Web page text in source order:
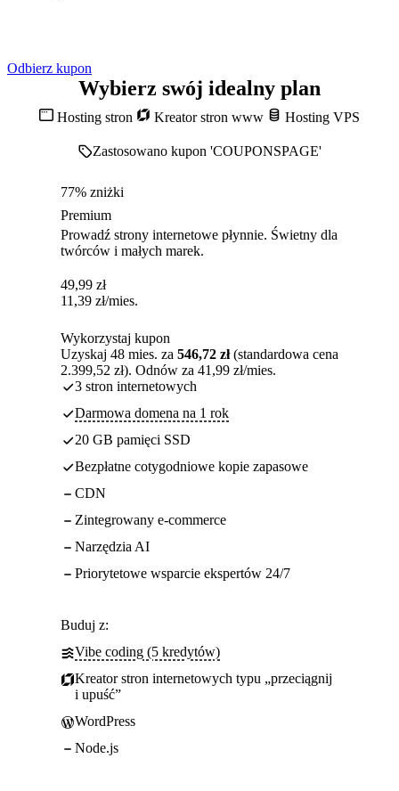
Odbierz kupon
Wybierz swój idealny plan
Hosting stron Kreator stron www Hosting VPS
Zastosowano kupon 'COUPONSPAGE'
77% zniżki
Premium
Prowadź strony internetowe płynnie. Świetny dla
twórców i małych marek.
49,99 zł
11,39 zł/mies.
Wykorzystaj kupon
Uzyskaj 48 mies. za 546,72 zł(standardowa cena
2.399,52 zł). Odnów za 41,99 zł/mies.
3 stron internetowych
Darmowa domena na 1 rok
20 GB pamięci SSD
Bezpłatne cotygodniowe kopie zapasowe
CDN
Zintegrowany e-commerce
Narzędzia AI
Priorytetowe wsparcie ekspertów 24/7
Buduj z:
Vibe coding (5 kredytów)
Kreator stron internetowych typu „przeciągnij
i upuść”
WordPress
Node.js